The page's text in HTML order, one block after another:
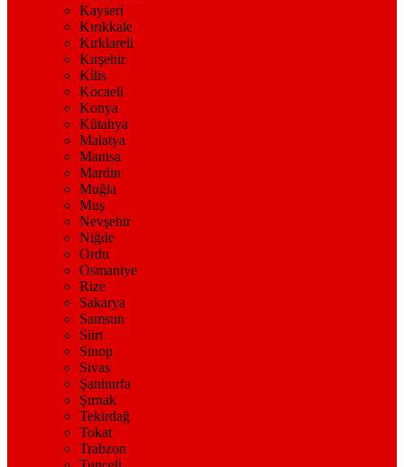
Kayseri
Kırıkkale
Kırklareli
Kırşehir
Kilis
Kocaeli
Konya
Kütahya
Malatya
Manisa
Mardin
Muğla
Muş
Nevşehir
Niğde
Ordu
Osmaniye
Rize
Sakarya
Samsun
Siirt
Sinop
Sivas
Şanlıurfa
Şırnak
Tekirdağ
Tokat
Trabzon